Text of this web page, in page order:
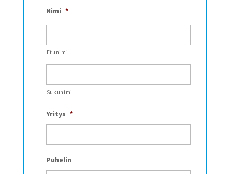
Nimi *
Etunimi
Sukunimi
Yritys *
Puhelin